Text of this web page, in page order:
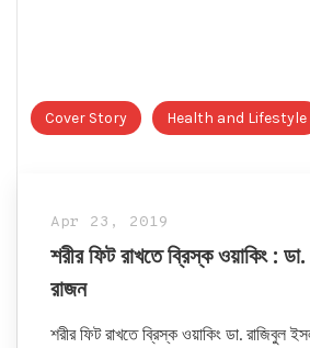
Cover Story Health and Lifestyle
Apr 23, 2019
শরীর ফিট রাখতে ব্রিস্ক ওয়াকিং :
রাজন
শরীর ফিট রাখতে ব্রিস্ক ওয়াকিং ডা. রাজিবুল